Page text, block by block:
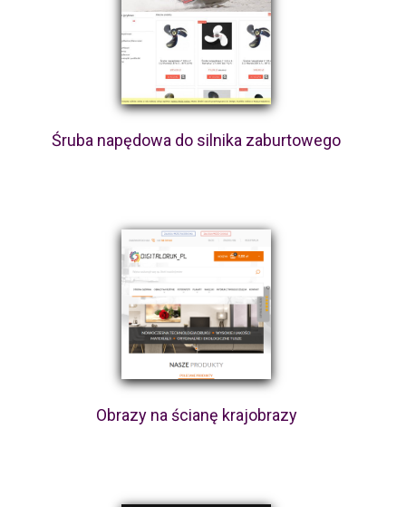
Śruba napędowa do silnika zaburtowego
Obrazy na ścianę krajobrazy